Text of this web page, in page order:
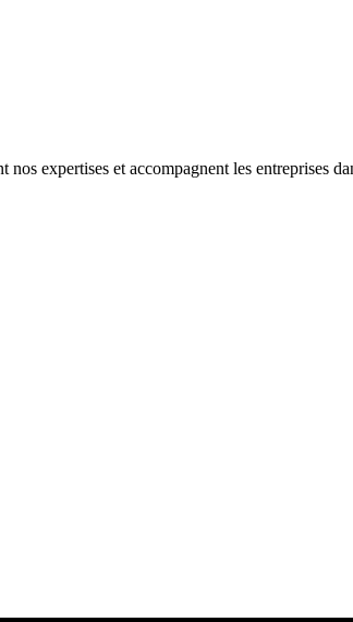
expertises et accompagnent les entreprises